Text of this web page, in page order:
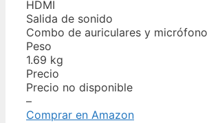
HDMI
Salida de sonido
Combo de auriculares y micrófono
Peso
1.69 kg
Precio
Precio no disponible
–
Comprar en Amazon